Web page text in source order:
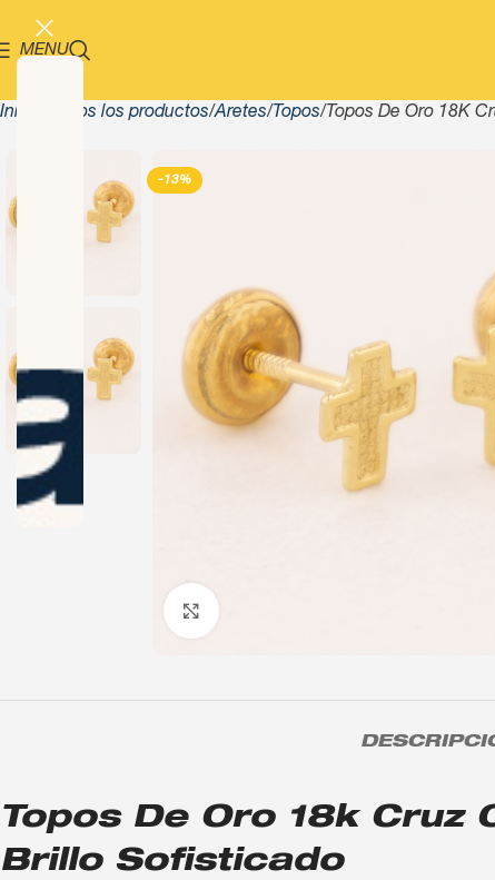
MENU
Inicio Todos los productos Aretes Topos Topos De Oro 18K
-13%
Topos De Oro 18k Cruz
Brillo Sofisticado